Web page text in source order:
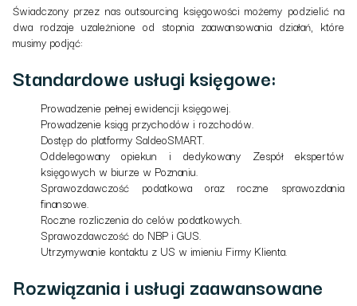
Świadczony przez nas outsourcing księgowości możemy podzielić na
dwa rodzaje uzależnione od stopnia zaawansowania działań, które
musimy podjąć:
Standardowe usługi księgowe:
Prowadzenie pełnej ewidencji księgowej.
Prowadzenie ksiąg przychodów i rozchodów.
Dostęp do platformy SaldeoSMART.
Oddelegowany opiekun i dedykowany Zespół ekspertów
księgowych w biurze w Poznaniu.
Sprawozdawczość podatkowa oraz roczne sprawozdania
finansowe.
Roczne rozliczenia do celów podatkowych.
Sprawozdawczość do NBP i GUS.
Utrzymywanie kontaktu z US w imieniu Firmy Klienta.
Rozwiązania i usługi zaawansowane